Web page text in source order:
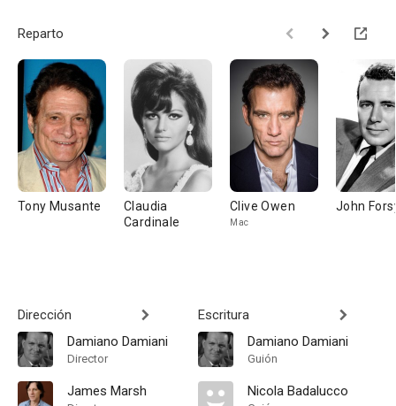
Reparto
Tony Musante
Claudia
Cardinale
Clive Owen
Mac
John
Dirección
Damiano Damiani
Director
James Marsh
Escritura
Damiano Damiani
Guión
Nicola Badalucco